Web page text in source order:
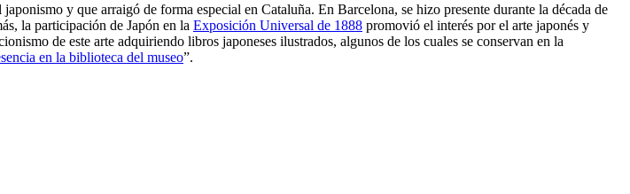
y que arraigó de forma especial en Cataluña. En Barcelona, se hizo presente durante la década de
la participación de Japón en la Exposición Universal de 1888 promovió el interés por el arte japonés y
de este arte adquiriendo libros japoneses ilustrados, algunos de los cuales se conservan en la
en la biblioteca del museo”.